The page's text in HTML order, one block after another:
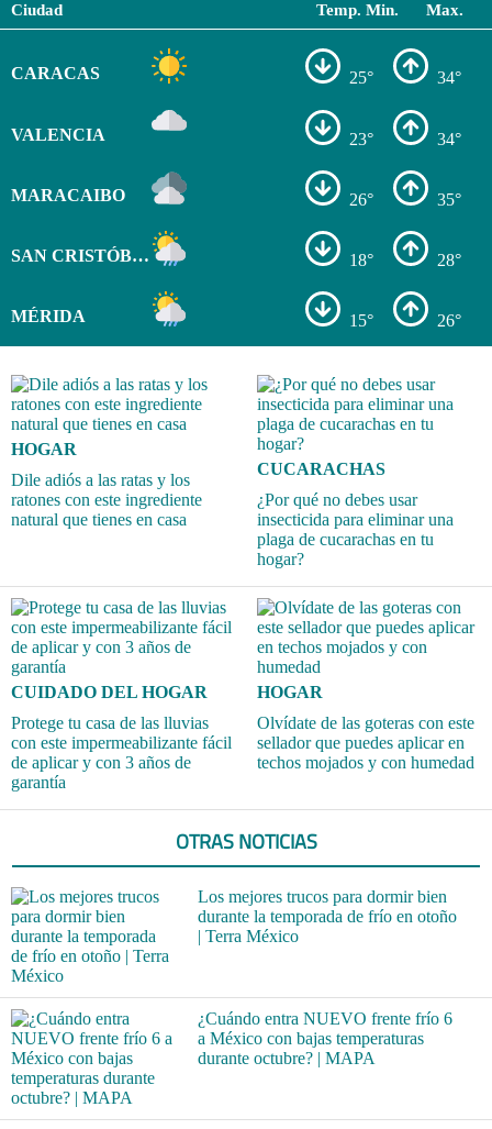
Ciudad Temp. Min. Max.
CARACAS 25° 34°
VALENCIA 23° 34°
MARACAIBO 26° 35°
SAN CRISTÓBAL 18° 28°
MÉRIDA 15° 26°
HOGAR
Dile adiós a las ratas y los
ratones con este ingrediente
natural que tienes en casa
CUCARACHAS
¿Por qué no debes usar
insecticida para eliminar una
plaga de cucarachas en tu
hogar?
CUIDADO DEL HOGAR
Protege tu casa de las lluvias
con este impermeabilizante fácil
de aplicar y con 3 años de
garantía
HOGAR
Olvídate de las goteras con este
sellador que puedes aplicar en
techos mojados y con humedad
OTRAS NOTICIAS
Los mejores trucos para dormir bien
durante la temporada de frío en otoño
| Terra México
¿Cuándo entra NUEVO frente frío 6
a México con bajas temperaturas
durante octubre? | MAPA